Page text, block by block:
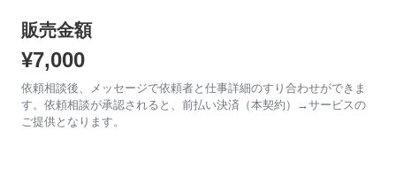
販売金額
¥7,000
依頼相談後、メッセージで依頼者と仕事詳細のすり合わせができま
す。依頼相談が承認されると、前払い決済（本契約）→サービスの
ご提供となります。